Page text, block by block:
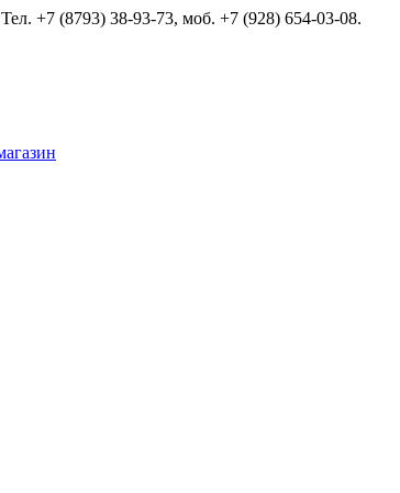
Тел. +7 (8793) 38-93-73, моб. +7 (928) 654-03-08.